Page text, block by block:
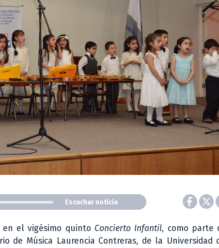
Escuchar noticia
el vigésimo quinto Concierto Infantil, como parte
de Música Laurencia Contreras, de la Universidad